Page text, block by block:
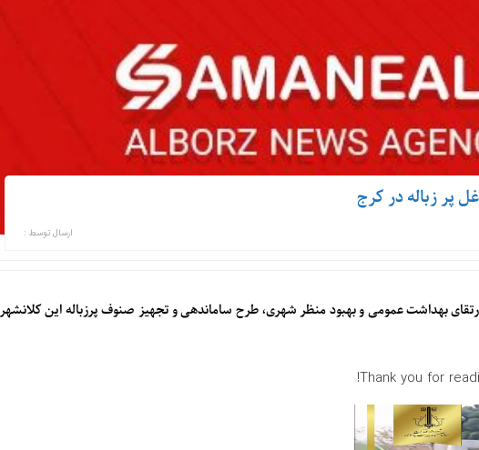
پر زباله در کرج
ارسال توسط :
بهداشت عمومی و بهبود منظر شهری، طرح ساماندهی و تجهیز صنوف پرزباله این کلانشهر
Thank you for